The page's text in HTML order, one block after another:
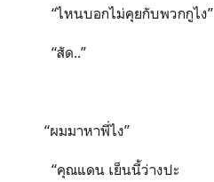
“ไหนบอกไม่คุยกับพวกกูไง”
“สัด..”
“ผมมาหาพี่ไง”
“คุณแดน เย็นนี้ว่างปะ